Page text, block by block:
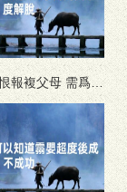
報複父母 需爲其
度解脫